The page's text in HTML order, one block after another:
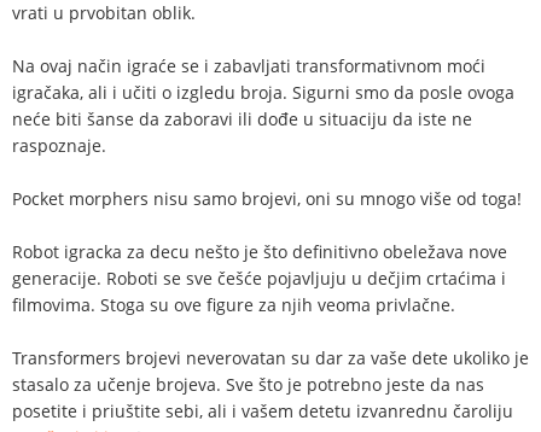
vrati u prvobitan oblik.
Na ovaj način igraće se i zabavljati transformativnom moći
igračaka, ali i učiti o izgledu broja. Sigurni smo da posle ovoga
neće biti šanse da zaboravi ili dođe u situaciju da iste ne
raspoznaje.
Pocket morphers nisu samo brojevi, oni su mnogo više od toga!
Robot igracka za decu nešto je što definitivno obeležava nove
generacije. Roboti se sve češće pojavljuju u dečjim crtaćima i
filmovima. Stoga su ove figure za njih veoma privlačne.
Transformers brojevi neverovatan su dar za vaše dete ukoliko je
stasalo za učenje brojeva. Sve što je potrebno jeste da nas
posetite i priuštite sebi, ali i vašem detetu izvanrednu čaroliju